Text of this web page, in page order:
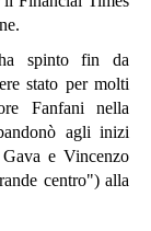
spinto fin da
stato per molti
Fanfani nella
agli inizi
e Vincenzo
centro") alla